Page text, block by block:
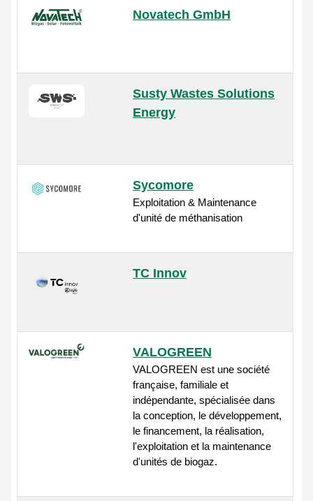
Novatech GmbH
Susty Wastes Solutions
Energy
Sycomore
Exploitation & Maintenance
d'unité de méthanisation
TC Innov
VALOGREEN
VALOGREEN est une société
française, familiale et
indépendante, spécialisée dans
la conception, le développement,
le financement, la réalisation,
l'exploitation et la maintenance
d'unités de biogaz.